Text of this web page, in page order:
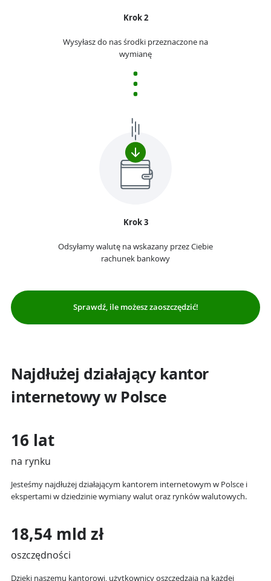
Krok 2
Wysyłasz do nas środki przeznaczone na
wymianę
Krok 3
Odsyłamy walutę na wskazany przez Ciebie
rachunek bankowy
Sprawdź, ile możesz zaoszczędzić!
Najdłużej działający kantor
internetowy w Polsce
16 lat
na rynku
Jesteśmy najdłużej działającym kantorem internetowym w Polsce i
ekspertami w dziedzinie wymiany walut oraz rynków walutowych.
18,54 mld zł
oszczędności
Dzięki naszemu kantorowi, użytkownicy oszczędzają na każdej